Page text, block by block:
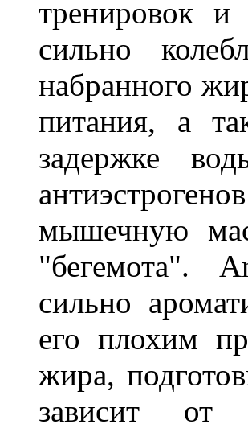
тренировок и
сильно
набранного
питания, а
задержке
мышечную
"бегемота".
сильно
его плохим
жира,
зависит от